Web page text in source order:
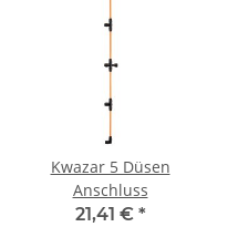
Kwazar 5 Düsen
Anschluss
21,41 € *